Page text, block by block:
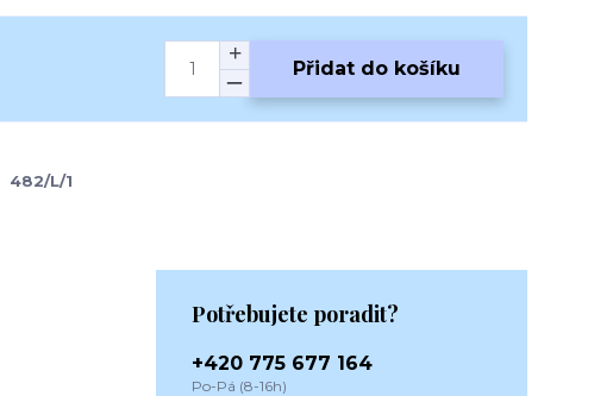
Přidat do košíku
482/L/1
Potřebujete poradit?
+420 775 677 164
Po-Pá (8-16h)